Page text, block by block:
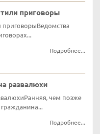
приговоры
приговорыВедомства
Подробнее...
развалюхи
чем позже
Подробнее...